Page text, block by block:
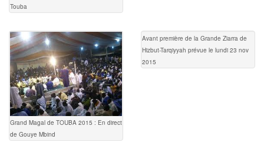
Touba
Grand Magal de TOUBA 2015 : En direct
de Gouye Mbind
Avant première de la Grande Ziarra de
Hizbut-Tarqiyyah prévue le lundi 23 nov
2015